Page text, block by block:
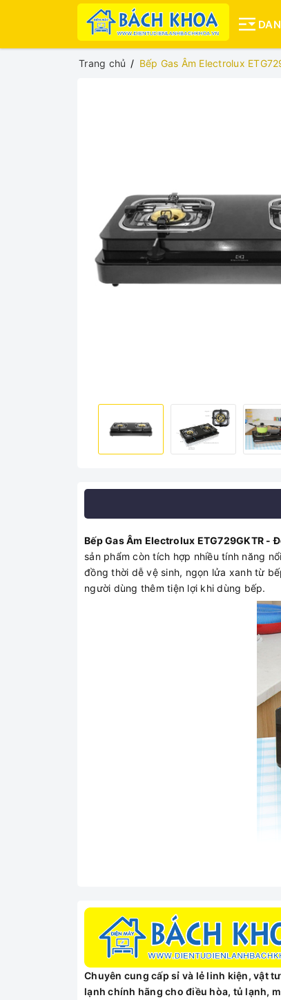
Trang chủ Bếp Gas Âm Electrolux
Bếp Gas Âm Electrolux ETG729GKTR -
sản phẩm còn tích hợp nhiều tính năng
đồng thời dễ vệ sinh, ngọn lửa xanh từ
người dùng thêm tiện lợi khi dùng bếp.
Thiết kế phong cách
Đầu đốt đồng thau
Các rãnh lửa phân bố đều
Hệ thống đánh lửa Magneto
Thuận tiện khi dùng
Chuyên cung cấp sỉ và lẻ linh kiện, vật
lạnh chính hãng cho điều hòa, tủ lạnh,